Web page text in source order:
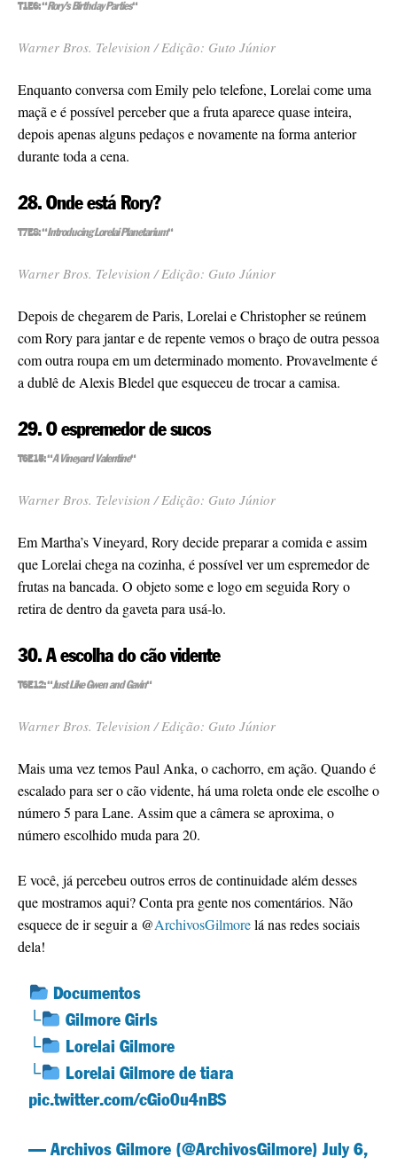
T1E6: “Rory’s Birthday Parties“
Warner Bros. Television / Edição: Guto Júnior
Enquanto conversa com Emily pelo telefone, Lorelai come uma
maçã e é possível perceber que a fruta aparece quase inteira,
depois apenas alguns pedaços e novamente na forma anterior
durante toda a cena.
28. Onde está Rory?
T7E8: “Introducing Lorelai Planetarium“
Warner Bros. Television / Edição: Guto Júnior
Depois de chegarem de Paris, Lorelai e Christopher se reúnem
com Rory para jantar e de repente vemos o braço de outra pessoa
com outra roupa em um determinado momento. Provavelmente é
a dublê de Alexis Bledel que esqueceu de trocar a camisa.
29. O espremedor de sucos
T6E15: “A Vineyard Valentine“
Warner Bros. Television / Edição: Guto Júnior
Em Martha’s Vineyard, Rory decide preparar a comida e assim
que Lorelai chega na cozinha, é possível ver um espremedor de
frutas na bancada. O objeto some e logo em seguida Rory o
retira de dentro da gaveta para usá-lo.
30. A escolha do cão vidente
T6E12: “Just Like Gwen and Gavin“
Warner Bros. Television / Edição: Guto Júnior
Mais uma vez temos Paul Anka, o cachorro, em ação. Quando é
escalado para ser o cão vidente, há uma roleta onde ele escolhe o
número 5 para Lane. Assim que a câmera se aproxima, o
número escolhido muda para 20.
E você, já percebeu outros erros de continuidade além desses
que mostramos aqui? Conta pra gente nos comentários. Não
esquece de ir seguir a @ArchivosGilmorelá nas redes sociais
dela!
Documentos
└
Gilmore Girls
└
Lorelai Gilmore
└
Lorelai Gilmore de tiara
pic.twitter.com/cGio0u4nBS
— Archivos Gilmore (@ArchivosGilmore)July 6,